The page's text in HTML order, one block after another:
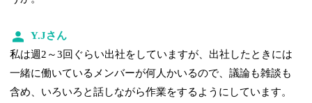
Y.Jさん
私は週2～3回ぐらい出社をしていますが、出社したときには
一緒に働いているメンバーが何人かいるので、議論も雑談も
含め、いろいろと話しながら作業をするようにしています。